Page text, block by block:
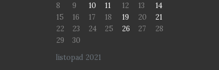
listopad 2021
8
9 10 11 12 13
14
15
16 17 18 19 20
21
22
23 24 25 26 27
28
29
30